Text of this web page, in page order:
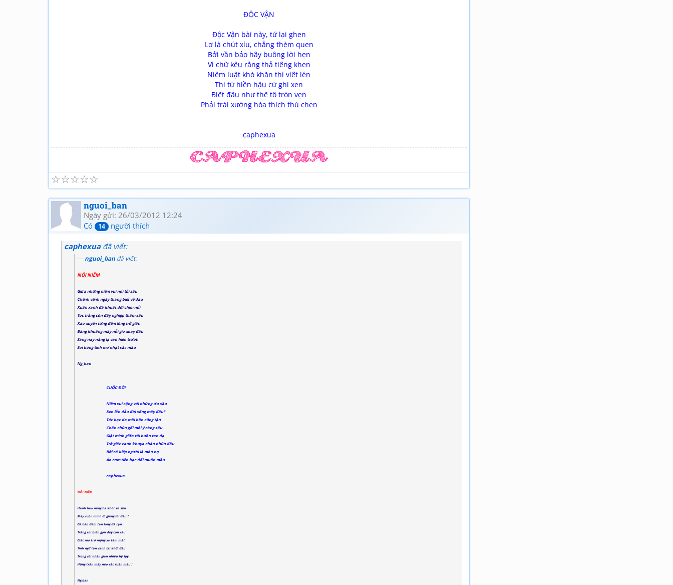
ĐỘC VẬN
Độc Vận bài này, tứ lại ghen
Lơ là chút xíu, chẳng thèm quen
Bởi vần bảo hãy buông lời hẹn
Vì chữ kêu rằng thả tiếng khen
Niêm luật khó khăn thì viết lén
Thi từ hiền hậu cứ ghi xen
Biết đâu như thế tô tròn vẹn
Phải trái xướng hòa thích thú chen
caphexua
☆
☆
☆
☆
☆
nguoi_ban
Ngày gửi: 26/03/2012 12:24
Có
14 người thích
caphexuađã viết:
nguoi_ban đã viết:
NỖI NIỀM
Giữa những niềm vui nối tủi sầu
Chênh vênh ngày tháng biết về đâu
Xuân xanh đã khuất đời chìm nổi
Tóc trắng còn đây nghiệp thấm sâu
Xao xuyến từng đêm lòng trở giấc
Bâng khuâng mấy nỗi gió xoay đầu
Sáng nay nắng lạ vào hiên trước
Soi bóng tinh mơ nhạt sắc mầu
Ng_ban
CUỘC ĐỜI
Niềm vui cộng với những ưu sầu
Xen lẫn dẫu đời sống mấy đâu?
Tóc bạc da mồi hồn cũng tận
Chân chùn gối mỏi ý càng sâu
Giật mình giữa tối buồn tan dạ
Trở giấc canh khuya chán nhũn đầu
Bởi cả kiếp người là món nợ
Áo cơm tiền bạc đổi muôn mầu
caphexua
NỖI NIỀM
Hanh hao nắng hạ khóc ve sầu
Mây cuộn mình đi giăng lối đâu ?
Gà báo đêm tan lòng đã cạn
Trăng soi biển gợn đáy còn sâu
Giấc mơ trở mộng xa tầm mắt
Tinh ngỡ tàn canh lại khởi đầu
Trong cõi nhân gian nhiều hệ lụy
Hồng trần mấy nẻo sắc xuân mầu !
Ng_ban